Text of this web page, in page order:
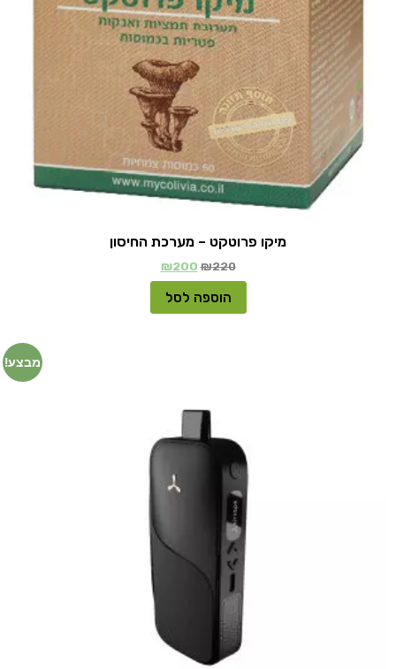
מיקו פרוטקט – מערכת החיסון
₪220
₪200
הוספה לסל
מבצע!